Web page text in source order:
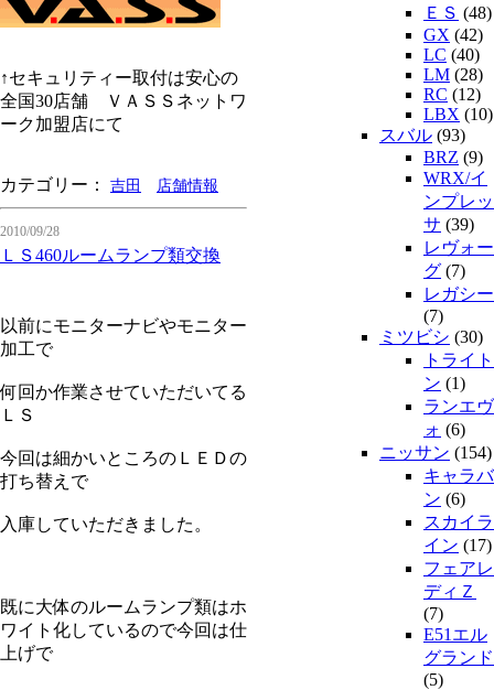
↑セキュリティー取付は安心の
全国30店舗 ＶＡＳＳネットワ
ーク加盟店にて
カテゴリー： 吉田 店舗情報
2010/09/28
ＬＳ460ルームランプ類交換
以前にモニターナビやモニター
加工で
何回か作業させていただいてる
ＬＳ
今回は細かいところのＬＥＤの
打ち替えで
入庫していただきました。
既に大体のルームランプ類はホ
ワイト化しているので今回は仕
上げで
ＥＳ (48)
GX (42)
LC (40)
LM (28)
RC (12)
LBX (10)
スバル (93)
BRZ (9)
WRX/イ
ンプレッ
サ (39)
レヴォー
グ (7)
レガシー
(7)
ミツビシ (30)
トライト
ン (1)
ランエヴ
ォ (6)
ニッサン (154)
キャラバ
ン (6)
スカイラ
イン (17)
フェアレ
ディＺ
(7)
E51エル
グランド
(5)